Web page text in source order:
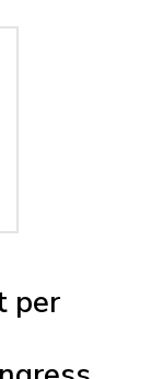
per